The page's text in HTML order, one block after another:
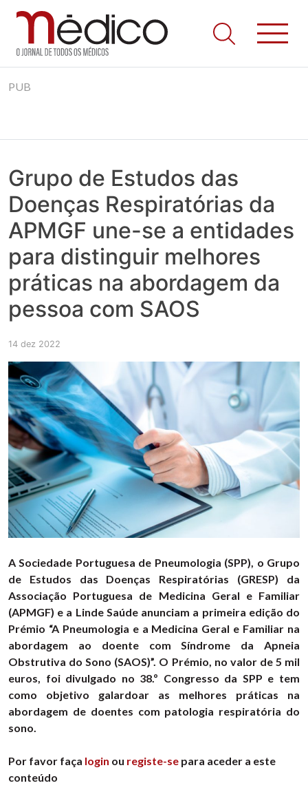
to
Jornal Médico
Médico – O Jornal de Todos os Médicos. Onde as notícias
realmente contam! Tudo o que se passa na Saúde!
PUB
Grupo de Estudos das
Doenças Respiratórias da
APMGF une-se a entidades
para distinguir melhores
práticas na abordagem da
pessoa com SAOS
14 dez 2022
A Sociedade Portuguesa de Pneumologia (SPP), o Grupo
de Estudos das Doenças Respiratórias (GRESP) da
Associação Portuguesa de Medicina Geral e Familiar
(APMGF) e a Linde Saúde anunciam a primeira edição do
Prémio “A Pneumologia e a Medicina Geral e Familiar na
abordagem ao doente com Síndrome da Apneia
Obstrutiva do Sono (SAOS)”. O Prémio, no valor de 5 mil
euros, foi divulgado no 38.º Congresso da SPP e tem
como objetivo galardoar as melhores práticas na
abordagem de doentes com patologia respiratória do
sono.
Por favor faça login ou registe-se para aceder a este
conteúdo